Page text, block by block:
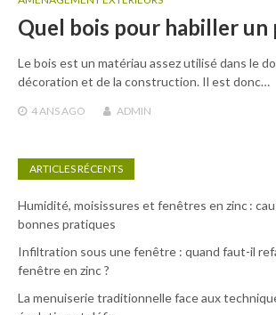
Quel bois pour habiller un
Le bois est un matériau assez utilisé dans le
décoration et de la construction. Il est donc…
4 ANSAGO ADMIN
ARTICLES RÉCENTS
Humidité, moisissures et fenêtres en zinc :
bonnes pratiques
Infiltration sous une fenêtre : quand faut-il
fenêtre en zinc ?
La menuiserie traditionnelle face aux